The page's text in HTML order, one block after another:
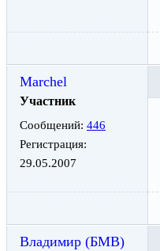
Marchel
Участник
Сообщений: 446
Регистрация:
29.05.2007
Владимир (БМВ)